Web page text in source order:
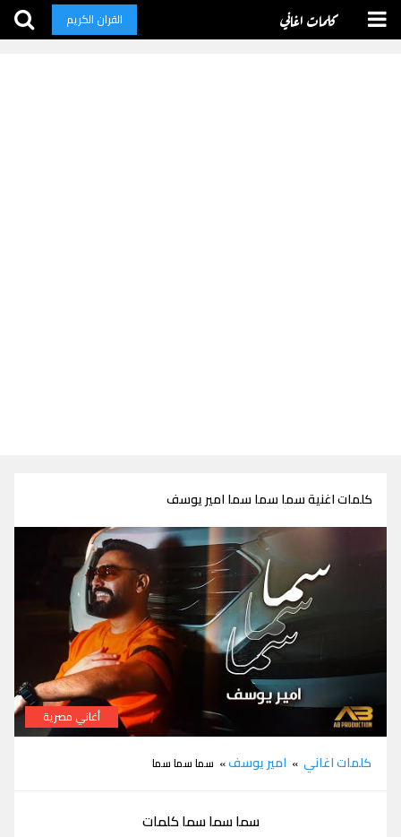
كلمات اغاني القران الكريم
كلمات اغنية سما سما سما امير يوسف
أغاني مصرية
كلمات اغاني » امير يوسف» سما سما سما
سما سما سما كلمات